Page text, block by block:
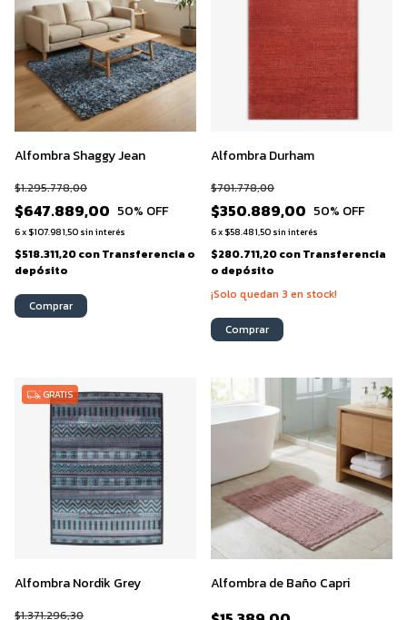
Alfombra Shaggy Jean
$647.889,00
$1.295.778,00
50% OFF
6x $107.981,50 sin interés
$518.311,20conTransferencia o
depósito
Comprar
Alfombra Durham
$350.889,00
$701.778,00
50% OFF
6x $58.481,50 sin interés
$280.711,20conTransferencia
o depósito
¡Solo quedan 3 en stock!
Comprar
GRATIS
Alfombra Nordik Grey
$1.371.296,30
Alfombra de Baño Capri